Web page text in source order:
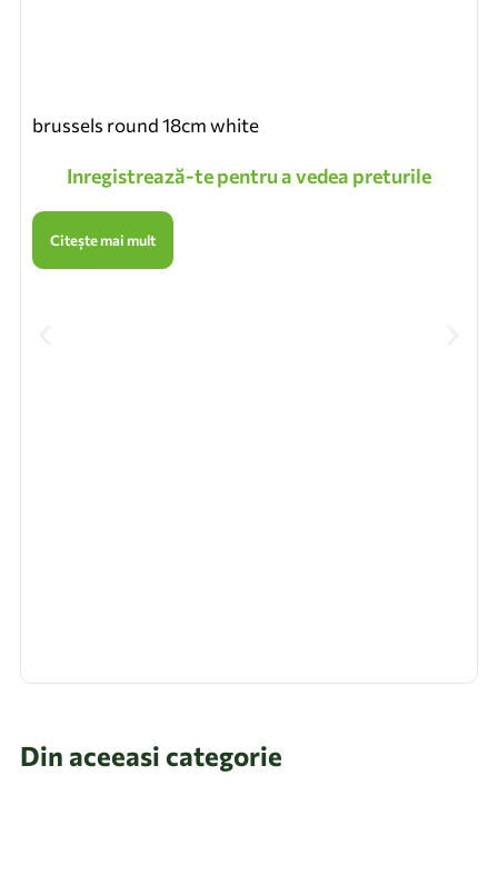
brussels round 18cm white
Inregistrează-te pentru a vedea preturile
Citește mai mult
Din aceeasi categorie